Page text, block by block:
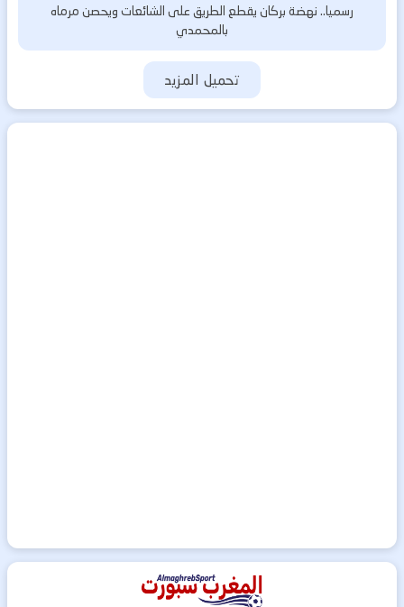
رسميا.. نهضة بركان يقطع الطريق على الشائعات ويحصن مرماه
بالمحمدي
تحميل المزيد